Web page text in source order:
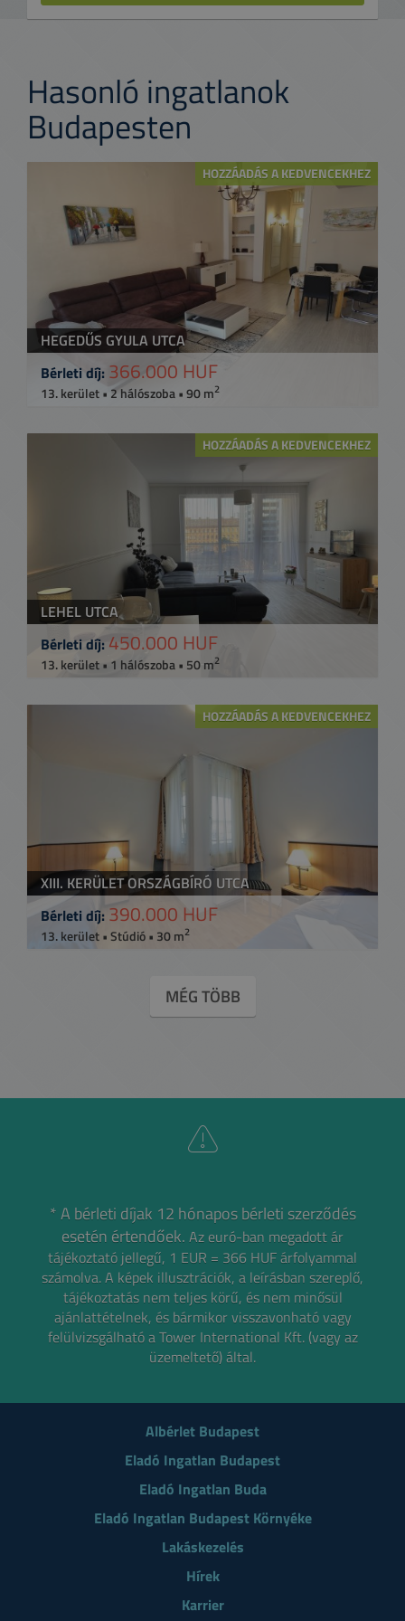
Hasonló ingatlanok
Budapesten
HOZZÁADÁS A KEDVENCEKHEZ
HEGEDŰS GYULA UTCA
Bérleti díj: 366.000 HUF
13. kerület • 2 hálószoba • 90 m2
HOZZÁADÁS A KEDVENCEKHEZ
LEHEL UTCA
Bérleti díj: 450.000 HUF
13. kerület • 1 hálószoba • 50 m2
HOZZÁADÁS A KEDVENCEKHEZ
XIII. KERÜLET ORSZÁGBÍRÓ UTCA
Bérleti díj: 390.000 HUF
13. kerület • Stúdió • 30 m2
MÉG TÖBB
* A bérleti díjak 12 hónapos bérleti szerződés
esetén értendőek. Az euró-ban megadott ár
tájékoztató jellegű, 1 EUR = 366 HUF árfolyammal
számolva.A képek illusztrációk, a leírásban szereplő,
tájékoztatás nem teljes körű, és nem minősül
ajánlattételnek, és bármikor visszavonható vagy
felülvizsgálható a Tower International Kft. (vagy az
üzemeltető) által.
Albérlet Budapest
Eladó Ingatlan Budapest
Eladó Ingatlan Buda
Eladó Ingatlan Budapest Környéke
Lakáskezelés
Hírek
Karrier